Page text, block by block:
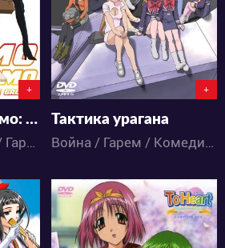
+
Момомо Сумомомо: Сильнейшая невеста на планете
Боевые искусства / Гарем / Экшен / Комедия / Приключения / Романтика / Сёнэн / Этти / Аниме
2 4
+
Тактика урагана
Война / Гарем / Комедия / Приключения / Романтика / Фантастика / Этти / Аниме